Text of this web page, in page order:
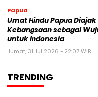
Papua
Umat Hindu Papua
Kebangsaan sebagai
untuk Indonesia
Jumat, 31 Jul 2026 - 22:07 WIB
TRENDING